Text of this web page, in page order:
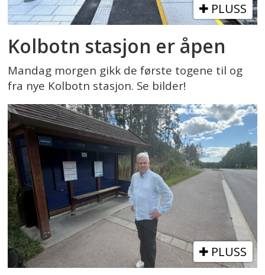
PLUSS
Kolbotn stasjon er åpen
Mandag morgen gikk de første togene til og
fra nye Kolbotn stasjon. Se bilder!
PLUSS